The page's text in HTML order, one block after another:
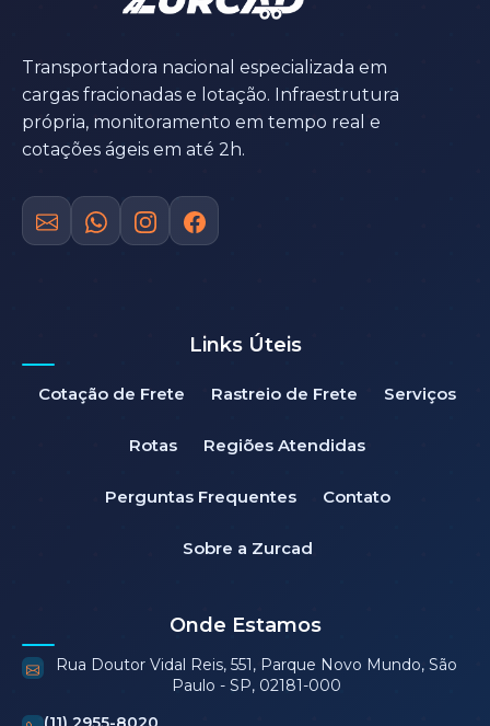
Transportadora nacional especializada em
cargas fracionadas e lotação. Infraestrutura
própria, monitoramento em tempo real e
cotações ágeis em até 2h.
Links Úteis
Cotação de Frete Rastreio de Frete Serviços
Rotas Regiões Atendidas
Perguntas Frequentes Contato
Sobre a Zurcad
Onde Estamos
Rua Doutor Vidal Reis, 551, Parque Novo Mundo, São
Paulo - SP, 02181-000